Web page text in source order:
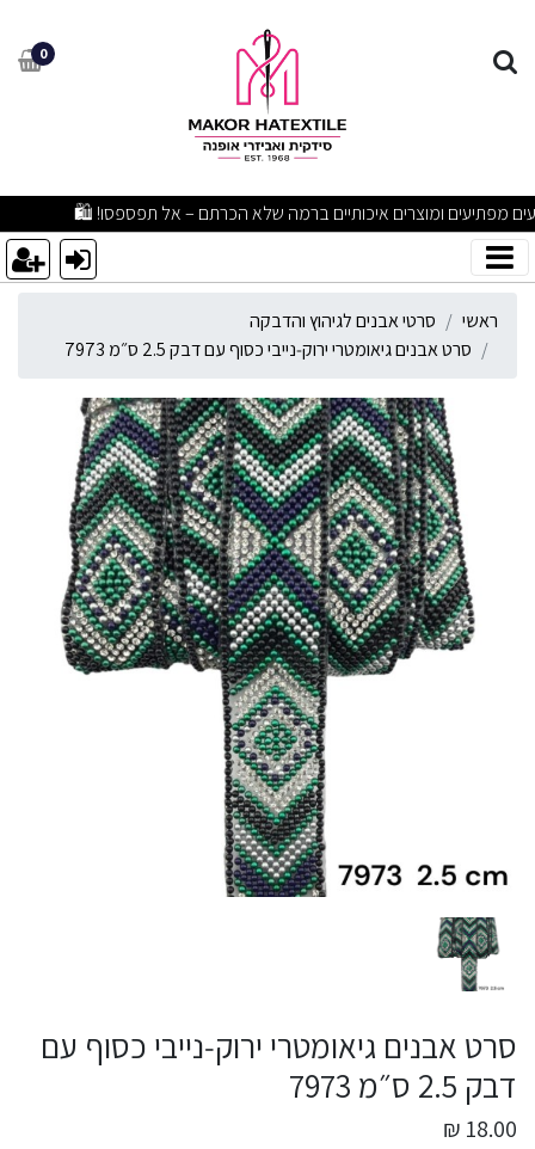
סרט אבנים גיאומטרי ירוק‑נייבי 0
מבצעים מפתיעים ומוצרים איכותיים ברמה שלא הכרתם – אל
ראשי
סרטי אבנים לגיהוץ והדבקה
סרט אבנים גיאומטרי ירוק‑נייבי כסוף עם דבק 2.5 ס״מ 7973
סרט אבנים גיאומטרי ירוק‑נייבי כסוף עם
דבק 2.5 ס״מ 7973
18.00 ₪